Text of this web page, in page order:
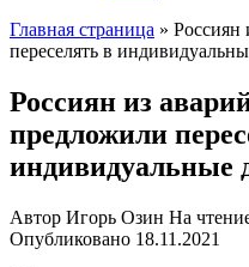
Главная страница » Россиян
переселять в
Россиян из
предложили
индивидуальные
Автор Игорь Озин На
Опубликовано 18.11.2021